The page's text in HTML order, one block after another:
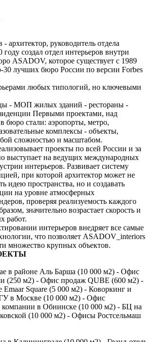
архитектор, руководитель отдела
создал отдел интерьеров внутри
ASADOV, которое существует с 1989
30 лучших бюро России по версии Forbes
любых типологий, но ключевыми
- МОП жилых зданий - рестораны -
Первыми проектами, над
бюро стали: аэропорты, метро,
комплексы - объекты,
сложностью и масштабом.
проекты по всей России и за
выступает на ведущих международных
интерьеров. Развивает систему
при которой архитектор может не
идею пространства, но и создавать
на уровне атмосферных
проверяя реализуемость каждого
значительно возрастает скорость и
работ.
интерьеров внедряет все самые
что позволяет ASADOV_interiors
множество крупных объектов.
в районе Аль Барша (10 000 м2) - Офис
(250 м2) - Офис продаж QUBE (600 м2) -
Emaar Square (5 000 м2) - Коворкинг и
в Москве (10 000 м2) - Офис
компании в Обнинске (10 000 м2) - БЦ на
(10 000 м2) - Офисы Ростсельмаш